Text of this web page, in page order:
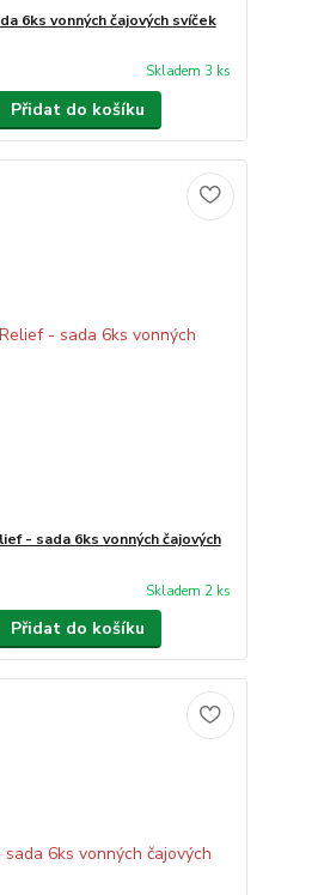
6ks vonných čajových svíček
Skladem 3 ks
Přidat do košíku
- sada 6ks vonných čajových
Skladem 2 ks
Přidat do košíku